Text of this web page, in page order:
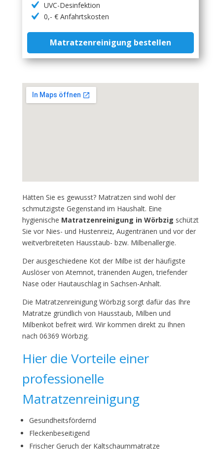
UVC-Desinfektion
0,- € Anfahrtskosten
Matratzenreinigung bestellen
Hätten Sie es gewusst? Matratzen sind wohl der
schmutzigste Gegenstand im Haushalt. Eine
hygienische Matratzenreinigung in Wörbzig schützt
Sie vor Nies- und Hustenreiz, Augentränen und vor der
weitverbreiteten Hausstaub- bzw. Milbenallergie.
Der ausgeschiedene Kot der Milbe ist der häufigste
Auslöser von Atemnot, tränenden Augen, triefender
Nase oder Hautauschlag in Sachsen-Anhalt.
Die Matratzenreinigung Wörbzig sorgt dafür das Ihre
Matratze gründlich von Hausstaub, Milben und
Milbenkot befreit wird. Wir kommen direkt zu Ihnen
nach 06369 Wörbzig.
Hier die Vorteile einer
professionelle
Matratzenreinigung
Gesundheitsfördernd
Fleckenbeseitigend
Frischer Geruch der Kaltschaummatratze